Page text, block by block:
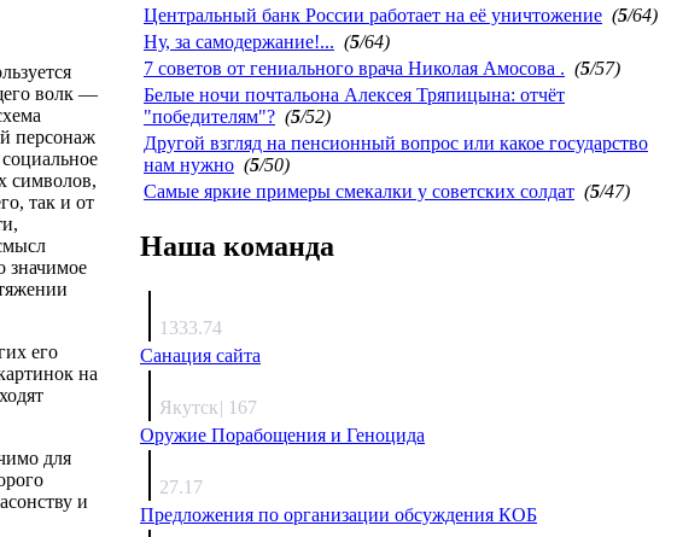
волк —
персонаж
символов,
так и от
значимое
его
на
для
и
Центральный банк России работает на её уничтожение (5/64)
Ну, за самодержание!... (5/64)
7 советов от гениального врача Николая Амосова . (5/57)
Белые ночи почтальона Алексея Тряпицына: отчёт
"победителям"? (5/52)
Другой взгляд на пенсионный вопрос или какое государство
нам нужно (5/50)
Самые яркие примеры смекалки у советских солдат (5/47)
Наша команда
1333.74
Санация сайта
Якутск| 167
Оружие Порабощения и Геноцида
27.17
Предложения по организации обсуждения КОБ